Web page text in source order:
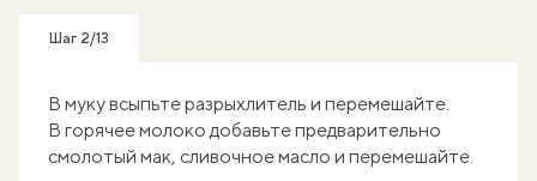
Шаг 2/13
В муку всыпьте разрыхлитель и перемешайте.
В горячее молоко добавьте предварительно
смолотый мак, сливочное масло и перемешайте.